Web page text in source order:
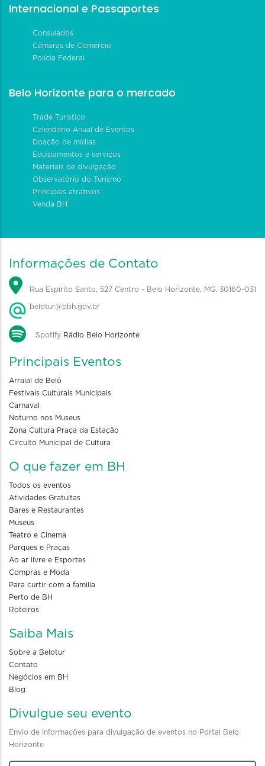
Internacional e Passaportes
Consulados
Câmaras de Comércio
Polícia Federal
Belo Horizonte para o mercado
Trade Turístico
Calendário Anual de Eventos
Doação de mídias
Equipamentos e serviços
Materiais de divulgação
Observatório do Turismo
Principais atrativos
Venda BH
Informações de Contato
Rua Espírito Santo, 527 Centro - Belo Horizonte, MG, 30160-031
belotur@pbh.gov.br
Spotify Rádio Belo Horizonte
Principais Eventos
Arraial de Belô
Festivais Culturais Municipais
Carnaval
Noturno nos Museus
Zona Cultura Praça da Estação
Circuito Municipal de Cultura
O que fazer em BH
Todos os eventos
Atividades Gratuitas
Bares e Restaurantes
Museus
Teatro e Cinema
Parques e Praças
Ao ar livre e Esportes
Compras e Moda
Para curtir com a familia
Perto de BH
Roteiros
Saiba Mais
Sobre a Belotur
Contato
Negócios em BH
Blog
Divulgue seu evento
Envio de informações para divulgação de eventos no Portal Belo
Horizonte